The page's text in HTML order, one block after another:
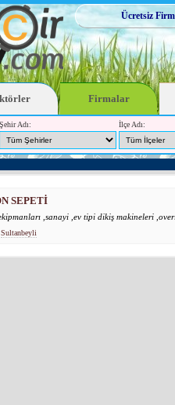
Ücretsiz
Firmalar
Şehir Adı: İlçe Adı:
SEPETİ
,sanayi ,ev tipi dikiş makineleri
Sultanbeyli